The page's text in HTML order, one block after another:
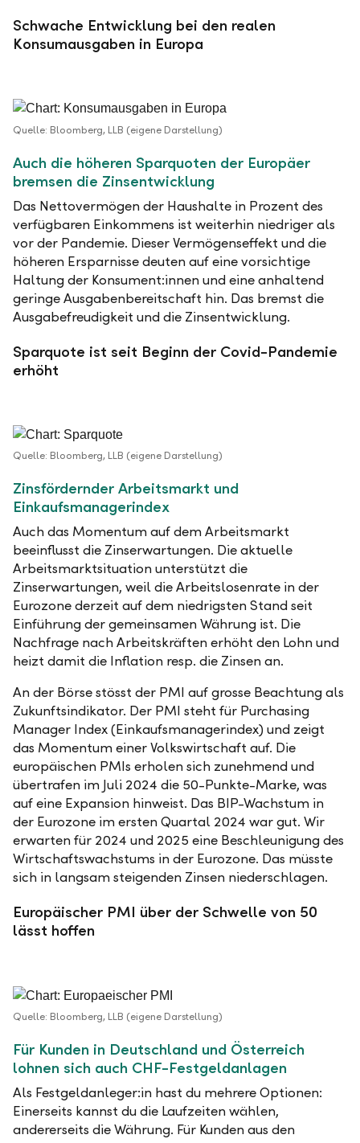
Schwache Entwicklung bei den realen
Konsumausgaben in Europa
Quelle: Bloomberg, LLB (eigene Darstellung)
Auch die höheren Sparquoten der Europäer
bremsen die Zinsentwicklung
Das Nettovermögen der Haushalte in Prozent des
verfügbaren Einkommens ist weiterhin niedriger als
vor der Pandemie. Dieser Vermögenseffekt und die
höheren Ersparnisse deuten auf eine vorsichtige
Haltung der Konsument:innen und eine anhaltend
geringe Ausgabenbereitschaft hin. Das bremst die
Ausgabefreudigkeit und die Zinsentwicklung.
Sparquote ist seit Beginn der Covid-Pandemie
erhöht
Quelle: Bloomberg, LLB (eigene Darstellung)
Zinsfördernder Arbeitsmarkt und
Einkaufsmanagerindex
Auch das Momentum auf dem Arbeitsmarkt
beeinflusst die Zinserwartungen. Die aktuelle
Arbeitsmarktsituation unterstützt die
Zinserwartungen, weil die Arbeitslosenrate in der
Eurozone derzeit auf dem niedrigsten Stand seit
Einführung der gemeinsamen Währung ist. Die
Nachfrage nach Arbeitskräften erhöht den Lohn und
heizt damit die Inflation resp. die Zinsen an.
An der Börse stösst der PMI auf grosse Beachtung als
Zukunftsindikator. Der PMI steht für Purchasing
Manager Index (Einkaufsmanagerindex) und zeigt
das Momentum einer Volkswirtschaft auf. Die
europäischen PMIs erholen sich zunehmend und
übertrafen im Juli 2024 die 50-Punkte-Marke, was
auf eine Expansion hinweist. Das BIP-Wachstum in
der Eurozone im ersten Quartal 2024 war gut. Wir
erwarten für 2024 und 2025 eine Beschleunigung des
Wirtschaftswachstums in der Eurozone. Das müsste
sich in langsam steigenden Zinsen niederschlagen.
Europäischer PMI über der Schwelle von 50
lässt hoffen
Quelle: Bloomberg, LLB (eigene Darstellung)
Für Kunden in Deutschland und Österreich
lohnen sich auch CHF-Festgeldanlagen
Als Festgeldanleger:in hast du mehrere Optionen:
Einerseits kannst du die Laufzeiten wählen,
andererseits die Währung. Für Kunden aus den